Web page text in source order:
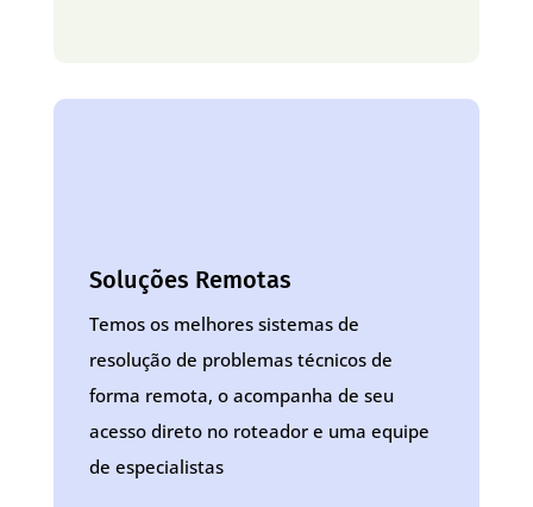
Soluções Remotas
Temos os melhores sistemas de
resolução de problemas técnicos de
forma remota, o acompanha de seu
acesso direto no roteador e uma equipe
de especialistas